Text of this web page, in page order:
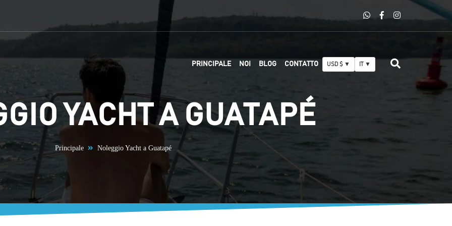
PRINCIPALE NOI BLOG CONTATTO USD $ ▼ IT ▼
YACHT A GUATAPÉ
Principale Noleggio Yacht a Guatapé